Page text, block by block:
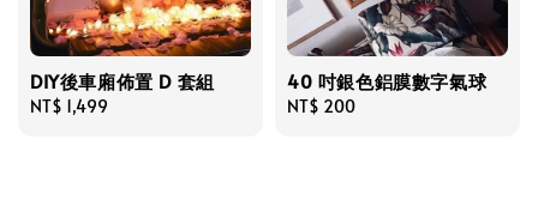
DIY後車廂佈置 D 套組
Regular
NT$ 1,499
40 吋銀色鋁膜數字氣球
Regular
NT$ 200